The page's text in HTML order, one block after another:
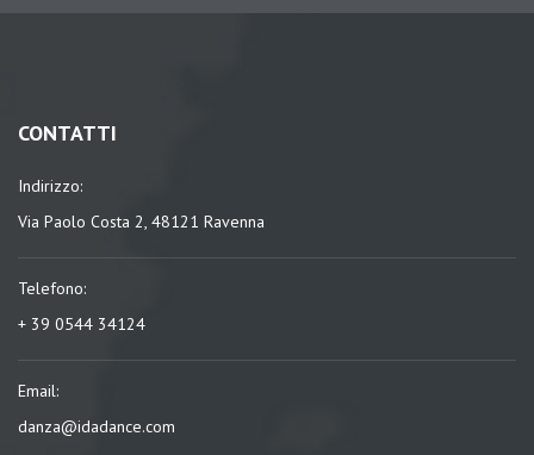
CONTATTI
Indirizzo:
Via Paolo Costa 2, 48121 Ravenna
Telefono:
+ 39 0544 34124
Email:
danza@idadance.com